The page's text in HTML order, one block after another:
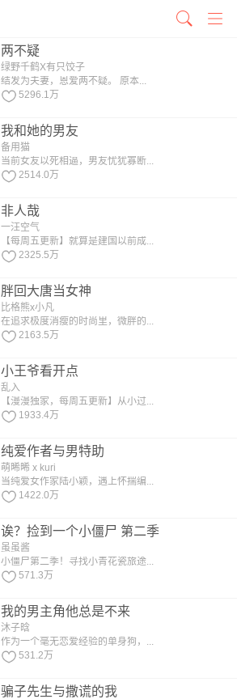
两不疑
绿野千鹤X有只饺子
结发为夫妻，恩爱两不疑。 原本...
5296.1万
我和她的男友
备用猫
当前女友以死相逼，男友忧犹寡断...
2514.0万
非人哉
一汪空气
【每周五更新】就算是建国以前成...
2325.5万
胖回大唐当女神
比格熊x小凡
在追求极度消瘦的时尚里，微胖的...
2163.5万
小王爷看开点
乱入
【漫漫独家，每周五更新】从小过...
1933.4万
纯爱作者与男特助
萌晞晞 x kuri
当纯爱女作家陆小颖，遇上怀揣编...
1422.0万
诶？捡到一个小僵尸 第二季
虽虽酱
小僵尸第二季！寻找小青花瓷旅途...
571.3万
我的男主角他总是不来
沐子晗
作为一个毫无恋爱经验的单身狗，...
531.2万
骗子先生与撒谎的我